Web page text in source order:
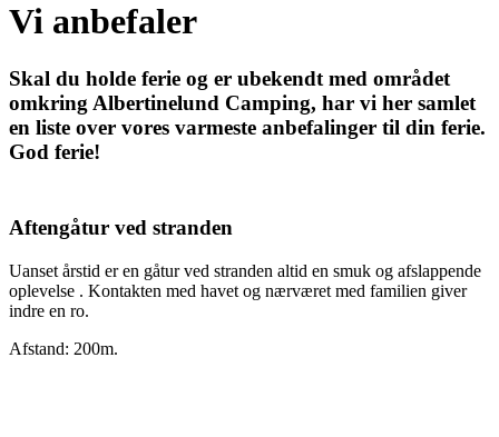
Vi anbefaler
Skal du holde ferie og er ubekendt med området
omkring Albertinelund Camping, har vi her samlet
en liste over vores varmeste anbefalinger til din ferie.
God ferie!
Aftengåtur ved stranden
Uanset årstid er en gåtur ved stranden altid en smuk og afslappende
oplevelse . Kontakten med havet og nærværet med familien giver
indre en ro.
Afstand: 200m.